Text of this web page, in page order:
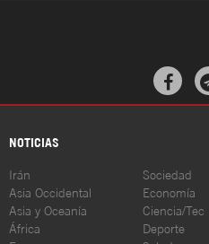
NOTICIAS
Irán
Asia Occidental
Asia y Oceanía
África
Sociedad
Economía
Ciencia/Tec
Deporte